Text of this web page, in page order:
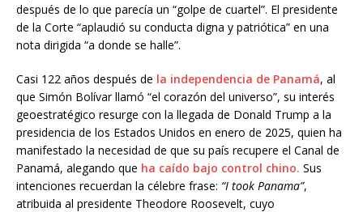
después de lo que parecía un “golpe de cuartel”. El presidente
de la Corte “aplaudió su conducta digna y patriótica” en una
nota dirigida “a donde se halle”.
Casi 122 años después de la independencia de Panamá, al
que Simón Bolívar llamó “el corazón del universo”, su interés
geoestratégico resurge con la llegada de Donald Trump a la
presidencia de los Estados Unidos en enero de 2025, quien ha
manifestado la necesidad de que su país recupere el Canal de
Panamá, alegando que ha caído bajo control chino. Sus
intenciones recuerdan la célebre frase: “I took Panama”,
atribuida al presidente Theodore Roosevelt, cuyo